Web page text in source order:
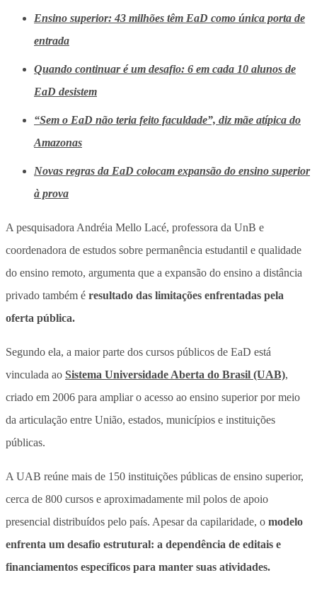
Ensino superior: 43 milhões têm EaD como única porta de
entrada
Quando continuar é um desafio: 6 em cada 10 alunos de
EaD desistem
“Sem o EaD não teria feito faculdade”, diz mãe atípica do
Amazonas
Novas regras da EaD colocam expansão do ensino superior
à prova
A pesquisadora Andréia Mello Lacé, professora da UnB e
coordenadora de estudos sobre permanência estudantil e qualidade
do ensino remoto, argumenta que a expansão do ensino a distância
privado também é resultado das limitações enfrentadas pela
oferta pública.
Segundo ela, a maior parte dos cursos públicos de EaD está
vinculada ao Sistema Universidade Aberta do Brasil (UAB),
criado em 2006 para ampliar o acesso ao ensino superior por meio
da articulação entre União, estados, municípios e instituições
públicas.
A UAB reúne mais de 150 instituições públicas de ensino superior,
cerca de 800 cursos e aproximadamente mil polos de apoio
presencial distribuídos pelo país. Apesar da capilaridade, o modelo
enfrenta um desafio estrutural: a dependência de editais e
financiamentos específicos para manter suas atividades.